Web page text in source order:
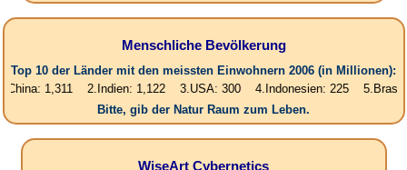
Menschliche Bevölkerung
Top 10 der Länder mit den meissten Einwohnern 2006 (in Millionen):
2.Indien: 1,122 3.USA: 300 4.Indonesien: 225 5.Brasilien: 187
Bitte, gib der Natur Raum zum Leben.
WiseArt Cybernetics